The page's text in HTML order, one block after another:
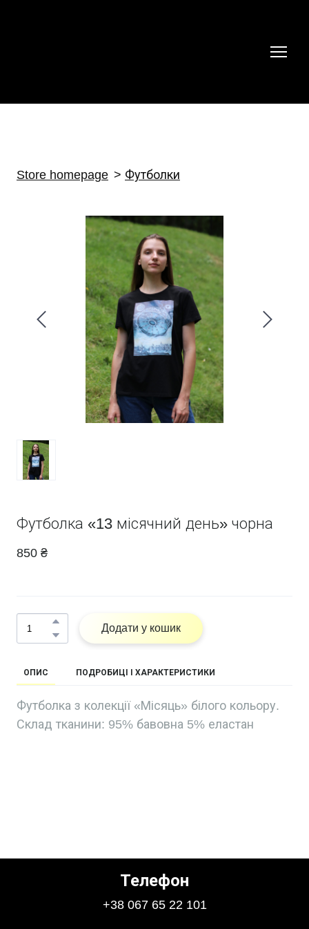
Store homepage Футболки
Футболка «13 місячний день» чорна
850 ₴
Додати у кошик
ОПИС ПОДРОБИЦІ І ХАРАКТЕРИСТИКИ
Футболка з колекції «Місяць» білого кольору.
Склад тканини: 95% бавовна 5% еластан
Телефон
+38 067 65 22 101